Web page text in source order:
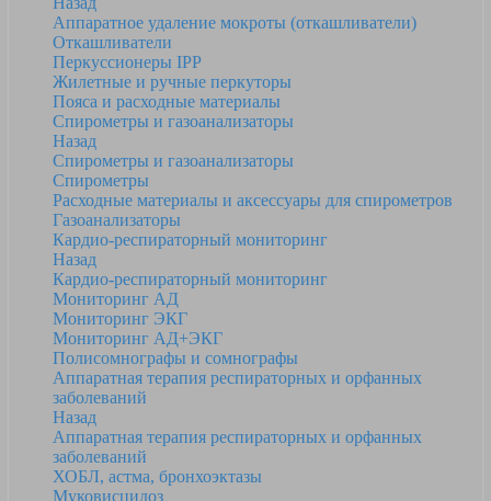
Аппаратное удаление мокроты (откашливатели)
Откашливатели
Перкуссионеры IPP
Жилетные и ручные перкуторы
Пояса и расходные материалы
Спирометры и газоанализаторы
Назад
Спирометры и газоанализаторы
Спирометры
Расходные материалы и аксессуары для спирометров
Газоанализаторы
Кардио-респираторный мониторинг
Назад
Кардио-респираторный мониторинг
Мониторинг АД
Мониторинг ЭКГ
Мониторинг АД+ЭКГ
Полисомнографы и сомнографы
Аппаратная терапия респираторных и орфанных
заболеваний
Назад
Аппаратная терапия респираторных и орфанных
заболеваний
ХОБЛ, астма, бронхоэктазы
Муковисцидоз